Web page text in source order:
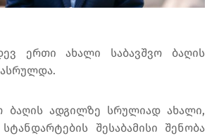
ერთი ახალი საბავშვო ბაღის
ბაღის ადგილზე სრულიად ახალი,
შესაბამისი შენობა